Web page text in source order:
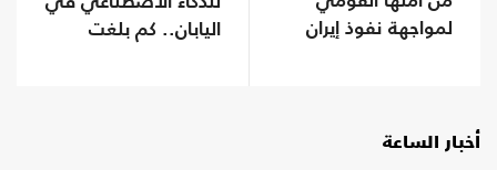
لمواجهة نفوذ إيران
اليابان.. كم بلغت
أخبار الساعة